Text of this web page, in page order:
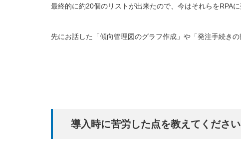
最終的に約20個のリストが出来たので、今はそれらをRPA
先にお話した「傾向管理図のグラフ作成」や「発注手続き
導入時に苦労した点を教えてください